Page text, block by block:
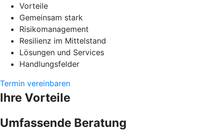
Vorteile
Gemeinsam stark
Risikomanagement
Resilienz im Mittelstand
Lösungen und Services
Handlungsfelder
Termin vereinbaren
Ihre Vorteile
Umfassende Beratung